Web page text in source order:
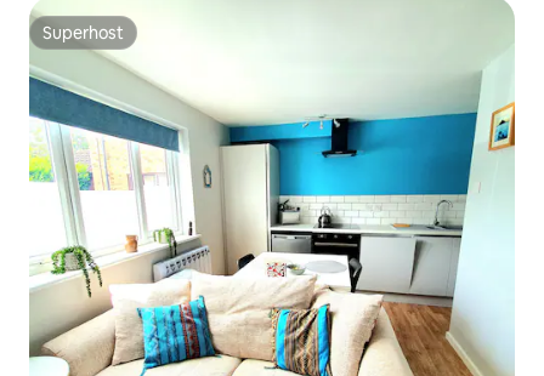
Superhost
Superhost